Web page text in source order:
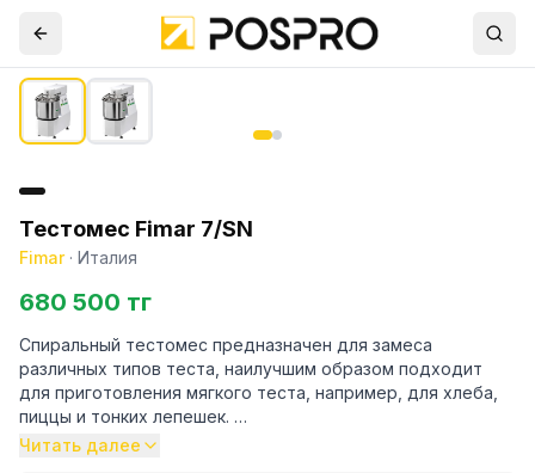
Тестомес Fimar 7/SN
Fimar· Италия
680 500 тг
Спиральный тестомес предназначен для замеса
различных типов теста, наилучшим образом подходит
для приготовления мягкого теста, например, для хлеба,
пиццы и тонких лепешек.
Корпус покрыт стойкой к механическим воздействиям
Читать далее